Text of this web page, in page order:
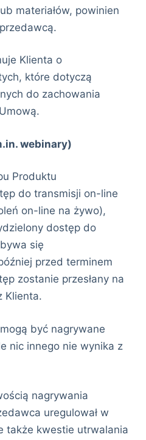
materiałów, powinien
Klienta o
które dotyczą
do zachowania
webinary)
Produktu
do transmisji on-line
on-line na żywo),
dostęp do
się
przed terminem
zostanie przesłany na
Klienta.
być nagrywane
nic innego nie wynika z
nagrywania
uregulował w
także kwestie utrwalania